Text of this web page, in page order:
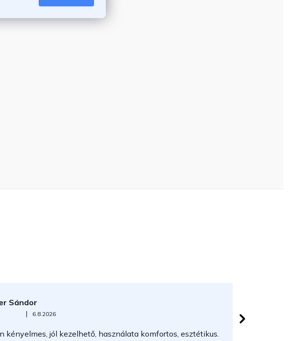
Sándor
értékelése 5-ből 5 csillag.
| 6.8.2026
kényelmes, jól kezelhető, használata komfortos, esztétikus.